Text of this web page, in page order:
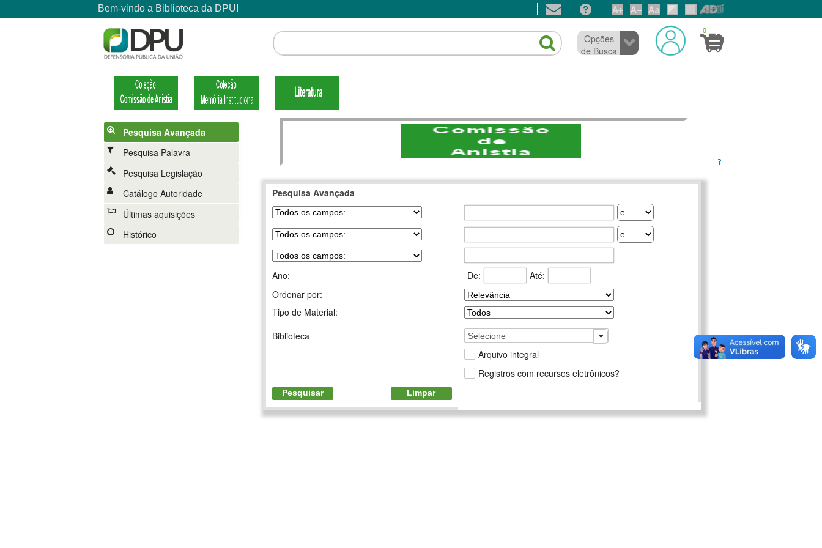
0
Opções
de Busca
Pesquisa Avançada
Pesquisa Palavra
Pesquisa Legislação
Catálogo Autoridade
Últimas aquisições
Histórico
Pesquisa Avançada
Ano: De:
Até:
Ordenar por:
Tipo de Material:
Biblioteca
Selecione
Arquivo integral
Registros com recursos eletrônicos?
Pesquisar Limpar